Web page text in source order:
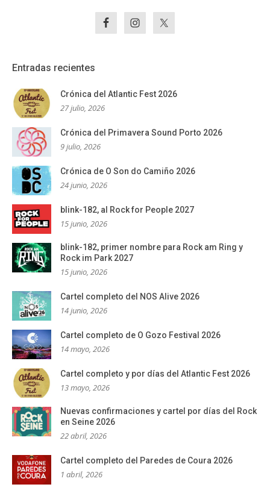
Entradas recientes
Crónica del Atlantic Fest 2026
27 julio, 2026
Crónica del Primavera Sound Porto 2026
9 julio, 2026
Crónica de O Son do Camiño 2026
24 junio, 2026
blink-182, al Rock for People 2027
15 junio, 2026
blink-182, primer nombre para Rock am Ring y
Rock im Park 2027
15 junio, 2026
Cartel completo del NOS Alive 2026
14 junio, 2026
Cartel completo de O Gozo Festival 2026
14 mayo, 2026
Cartel completo y por días del Atlantic Fest 2026
13 mayo, 2026
Nuevas confirmaciones y cartel por días del Rock
en Seine 2026
22 abril, 2026
Cartel completo del Paredes de Coura 2026
1 abril, 2026